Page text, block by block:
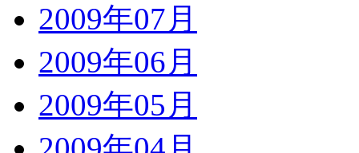
2009年07月
2009年06月
2009年05月